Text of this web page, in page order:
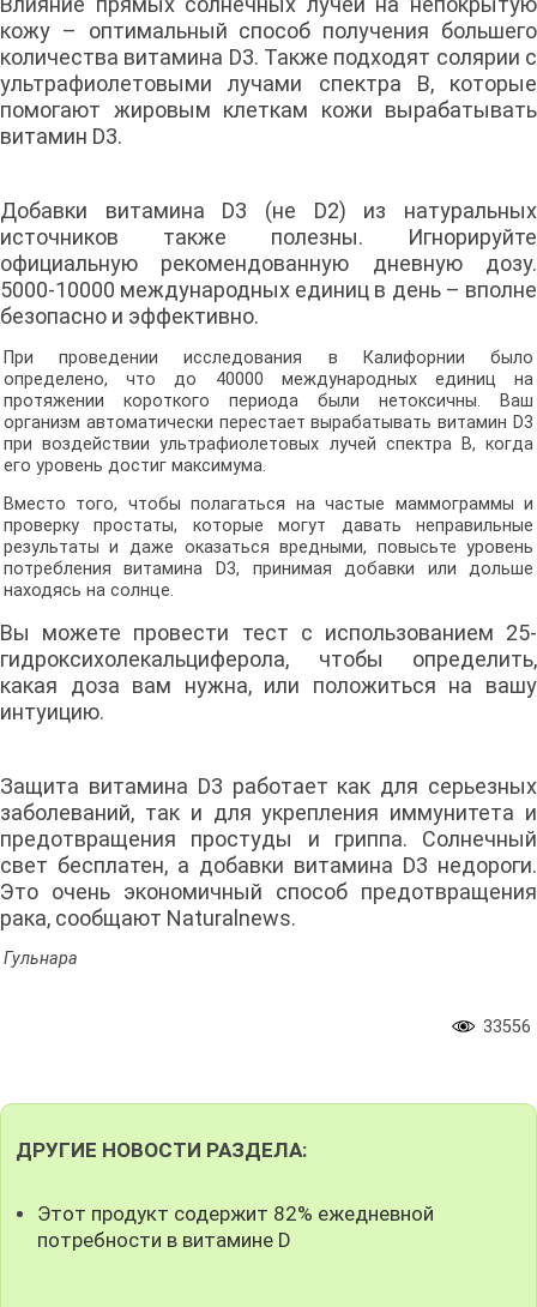
кожу – оптимальный способ получения большего
количества витамина D3. Также подходят солярии с
ультрафиолетовыми лучами спектра В, которые
помогают жировым клеткам кожи вырабатывать
витамин D3.
Добавки витамина D3 (не D2) из натуральных
источников также полезны. Игнорируйте
официальную рекомендованную дневную дозу.
5000-10000 международных единиц в день – вполне
безопасно и эффективно.
При проведении исследования в Калифорнии было
определено, что до 40000 международных единиц на
протяжении короткого периода были нетоксичны. Ваш
организм автоматически перестает вырабатывать витамин D3
при воздействии ультрафиолетовых лучей спектра В, когда
его уровень достиг максимума.
Вместо того, чтобы полагаться на частые маммограммы и
проверку простаты, которые могут давать неправильные
результаты и даже оказаться вредными, повысьте уровень
потребления витамина D3, принимая добавки или дольше
находясь на солнце.
Вы можете провести тест с использованием 25-
гидроксихолекальциферола, чтобы определить,
какая доза вам нужна, или положиться на вашу
интуицию.
Защита витамина D3 работает как для серьезных
заболеваний, так и для укрепления иммунитета и
предотвращения простуды и гриппа. Солнечный
свет бесплатен, а добавки витамина D3 недороги.
Это очень экономичный способ предотвращения
рака, сообщают Naturalnews.
Гульнара
33556
ДРУГИЕ НОВОСТИ РАЗДЕЛА:
Этот продукт содержит 82% ежедневной
потребности в витамине D